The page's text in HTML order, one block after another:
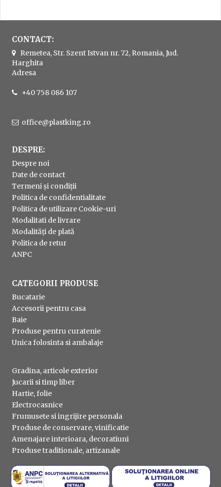
CONTACT:
Remetea, Str. Szent Istvan nr. 72, Romania, Jud.
Harghita
Adresa
+40 758 086 107
office@plastking.ro
DESPRE:
Despre noi
Date de contact
Termeni și condiții
Politica de confidentialitate
Politica de utilizare Cookie-uri
Modalitati de livrare
Modalități de plată
Politica de retur
ANPC
CATEGORII PRODUSE
Bucatarie
Accesorii pentru casa
Baie
Produse pentru curatenie
Unica folosinta si ambalaje
Gradina, articole exterior
Jucarii si timp liber
Hartie, folie
Electrocasnice
Frumusete si ingrijire personala
Produse de conservare, vinificatie
Amenajare interioara, decoratiuni
Produse traditionale, artizanale